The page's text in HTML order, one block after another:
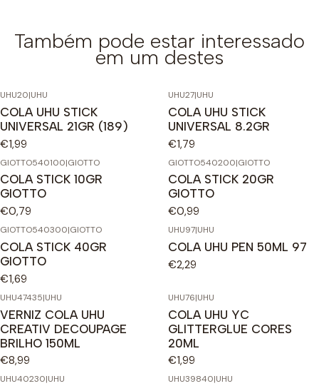
Também pode estar interessado
em um destes
UHU20|UHU
COLA UHU STICK
UNIVERSAL 21GR (189)
€1,99
UHU27|UHU
COLA UHU STICK
UNIVERSAL 8.2GR
€1,79
GIOTTO540100|GIOTTO
COLA STICK 10GR
GIOTTO
€0,79
GIOTTO540200|GIOTTO
COLA STICK 20GR
GIOTTO
€0,99
GIOTTO540300|GIOTTO
COLA STICK 40GR
GIOTTO
€1,69
UHU97|UHU
COLA UHU PEN 50ML 97
€2,29
UHU47435|UHU
VERNIZ COLA UHU
CREATIV DECOUPAGE
BRILHO 150ML
€8,99
UHU76|UHU
COLA UHU YC
GLITTERGLUE CORES
20ML
€1,99
UHU40230|UHU UHU39840|UHU